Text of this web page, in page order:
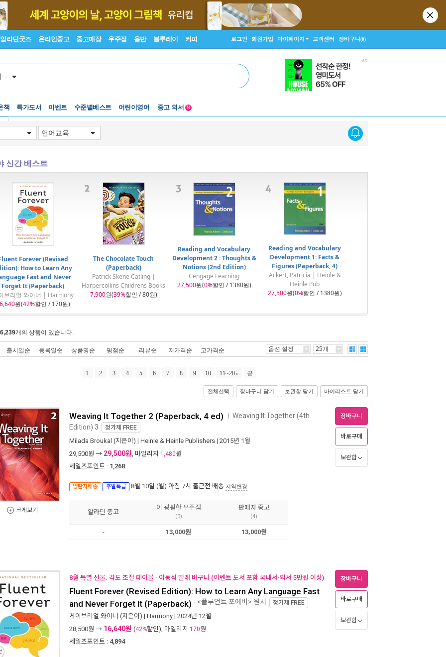
알라딘굿즈 온라인중고 중고매장 우주점 음반 블루레이 커피 로그인 회원가입 마이페이지 고객센터 장바구니(0)
책 특가도서 이벤트
Lexile®
어린이영어
5백원부터
N
신간 베스트
Forever (Revised
How to Learn Any
Fast and Never
Forget It (Paperback)
브리얼 와이너 | Harmony
원(42%할인 / 170원)
The Chocolate Touch
(Paperback)
Patrick Skene Catling |
Harpercollins Childrens Books
7,900원(39%할인 / 80원)
Reading and Vocabulary
Development 2 : Thoughts &
Notions (2nd Edition)
Cengage Learning
27,500원(0%할인 / 1380원)
Reading and Vocabulary
Development 1: Facts &
Figures (Paperback, 4)
Ackert, Patricia | Heinle &
Heinle Pub
27,500원(0%할인 / 1380원)
개의 상품이 있습니다.
출시일순 등록일순 상품명순 평점순 리뷰순 저가격순 고가격순 옵션 설정 25개
1 2 3 4 5 6 7 8 9 10 11~20 끝
전체선택 장바구니 담기 보관함 담기 마이리스트 담기
크게보기
Weaving It Together 2 (Paperback, 4 ed) Weaving It Together (4th
Edition) 3 정가제 FREE
Milada Broukal (지은이) | Heinle & Heinle Publishers | 2015년 1월
29,500원 → 29,500원, 마일리지 1,480원
세일즈포인트 : 1,268
양탄자배송 주말특급 8월 10일 (월) 아침 7시 출근전 배송 지역변경
장바구니
바로구매
보관함
알라딘 중고
이 광활한 우주점
(3)
판매자 중고
(4)
- 13,000원 13,000원
8월 특별 선물. 각도 조절 테이블 · 이동식 빨래 바구니 (이벤트 도서 포함 국내서·외서 5만원 이상)
Fluent Forever (Revised Edition): How to Learn Any Language Fast
and Never Forget It (Paperback) - <플루언트 포에버> 원서 정가제 FREE
게이브리얼 와이너 (지은이) | Harmony | 2024년 12월
28,500원 → 16,640원 (42%할인), 마일리지 170원
세일즈포인트 : 4,894
장바구니
바로구매
보관함